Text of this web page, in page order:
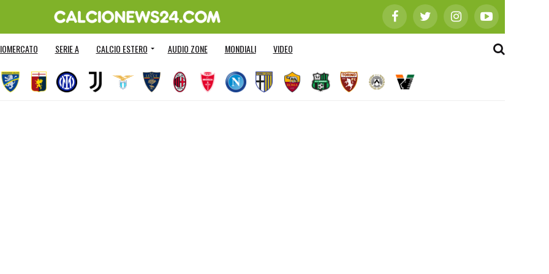
SERIE A CALCIO ESTERO AUDIO ZONE MONDIALI VIDEO